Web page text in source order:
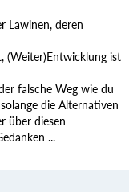
Lawinen, deren
(Weiter)Entwicklung ist
falsche Weg wie du
die Alternativen
über diesen
...